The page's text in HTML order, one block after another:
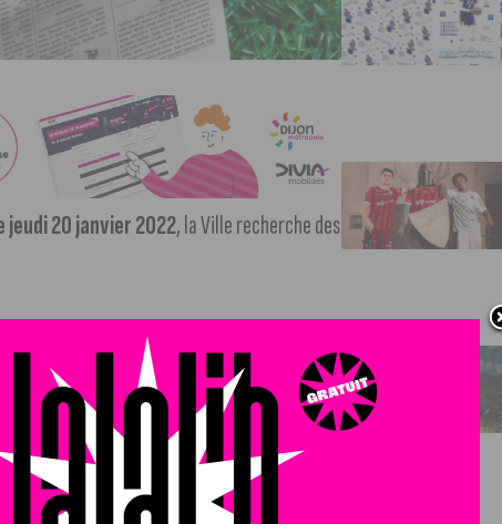
jeudi 20 janvier 2022, la Ville recherche des
soleil cet après-midi.
:
la JDA Dijon perd son derby… de 2